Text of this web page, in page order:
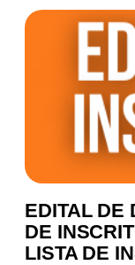
EDITAL DE
DE
LISTA DE